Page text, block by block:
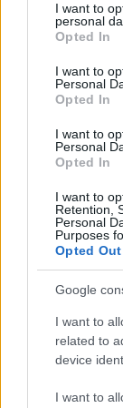
not limited to
grant or deny
use your data
consent section.
I want to
personal
Opted In
I want to
Personal
Opted In
I want to
Personal
Opted In
I want to
Retention,
Personal
Purposes
Opted Out
Google
I want to
related to
device
I want to
70 g
(az aszalt
1. Egy kb.
sütőpapírral
nem kell). A
2. A 25
többihez
hozzávalót. A
3. A vajat, a
tálban
simára